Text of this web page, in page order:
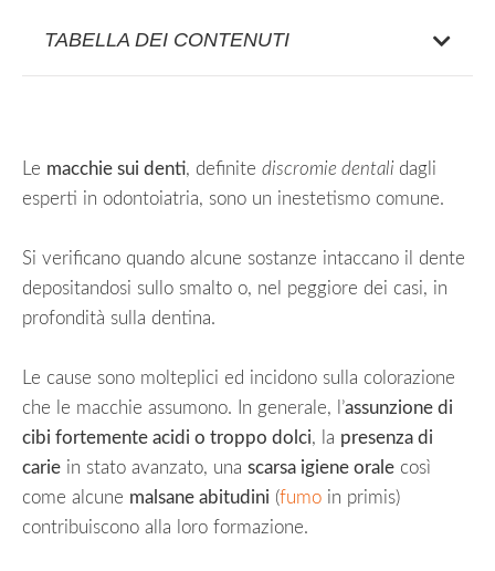
TABELLA DEI CONTENUTI
Le macchie sui denti, definite discromie dentali dagli
esperti in odontoiatria, sono un inestetismo comune.
Si verificano quando alcune sostanze intaccano il dente
depositandosi sullo smalto o, nel peggiore dei casi, in
profondità sulla dentina.
Le cause sono molteplici ed incidono sulla colorazione
che le macchie assumono. In generale, l’assunzione di
cibi fortemente acidi o troppo dolci, la presenza di
carie in stato avanzato, una scarsa igiene orale così
come alcune malsane abitudini (fumo in primis)
contribuiscono alla loro formazione.